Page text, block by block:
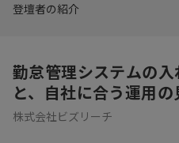
登壇者の紹介
勤怠管理システムの
と、自社に合う運用の
株式会社ビズリーチ